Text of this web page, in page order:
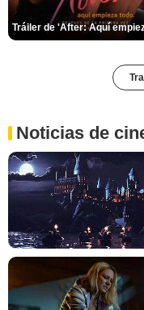
Noticias de